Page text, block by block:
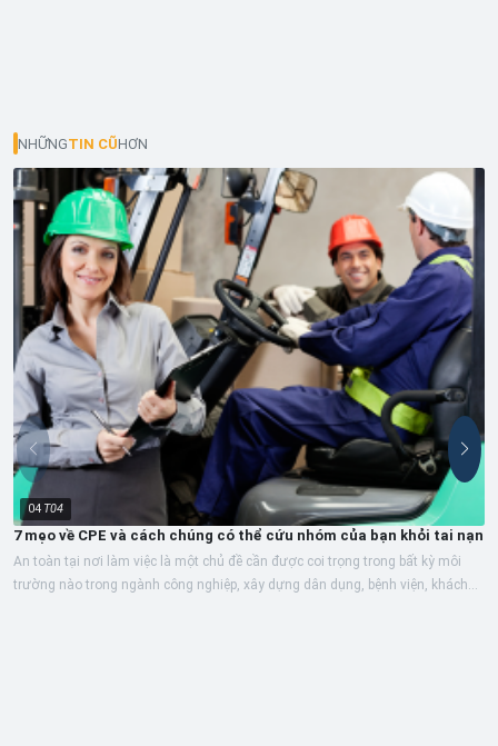
NHỮNGTIN CŨHƠN
04 T04
7 mẹo về CPE và cách chúng có thể cứu nhóm của bạn khỏi tai nạn
An toàn tại nơi làm việc là một chủ đề cần được coi trọng trong bất kỳ môi
trường nào trong ngành công nghiệp, xây dựng dân dụng, bệnh viện, khách...